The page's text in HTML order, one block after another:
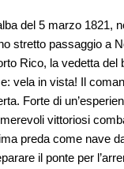
del 5 marzo 1821,
stretto passaggio a
Rico, la vedetta del
vela in vista! Il
Forte di
vittoriosi
preda come nave
il ponte per